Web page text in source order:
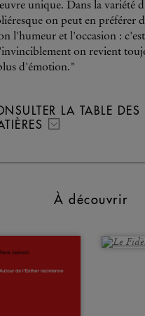
unique. Dans la variété
on peut en préférer
l'humeur et l'occasion :
on revient
d'émotion."
LA TABLE DES
À découvrir